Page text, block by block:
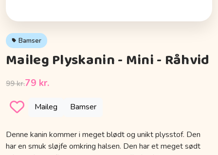
Bamser
Maileg Plyskanin - Mini - Råhvid
99 kr.79 kr.
Maileg Bamser
Denne kanin kommer i meget blødt og unikt plysstof. Den
har en smuk sløjfe omkring halsen. Den har et meget sødt